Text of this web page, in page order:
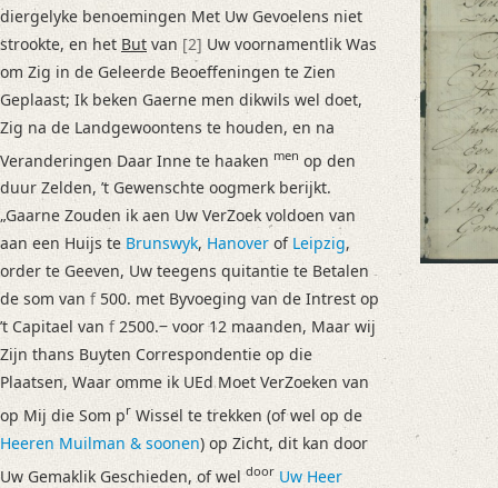
Editors
Hoenen, Armin
Liuzzo, David
Pheiff, Jeffrey
Steinbrink, Gesa
Varwig, Olivia
diergelyke benoemingen Met Uw Gevoelens niet
strookte, en het But van [2] Uw voornamentlik Was
om Zig in de Geleerde Beoeffeningen te Zien
Geplaast; Ik beken Gaerne men dikwils wel doet,
Zig na de Landgewoontens te houden, en na
Veranderingen Daar Inne te haaken men op den
duur Zelden, ’t Gewenschte oogmerk berijkt.
„Gaarne Zouden ik aen Uw VerZoek voldoen van
aan een Huijs te Brunswyk, Hanover of Leipzig,
order te Geeven, Uw teegens quitantie te Betalen
de som van f500. met Byvoeging van de Intrest op
’t Capitael van f2500.‒ voor 12 maanden, Maar wij
Zijn thans Buyten Correspondentie op die
Plaatsen, Waar omme ik UEd Moet VerZoeken van
op Mij die Som pr Wissel te trekken (of wel op de
Heeren Muilman & soonen) op Zicht, dit kan door
Uw Gemaklik Geschieden, of wel door Uw Heer